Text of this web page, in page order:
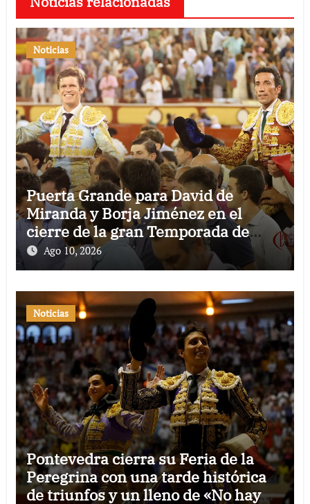
Noticias
Puerta Grande para David de
Miranda y Borja Jiménez en el
cierre de la gran Temporada de
Verano de El Puerto
Ago 10, 2026
Noticias
Pontevedra cierra su Feria de la
Peregrina con una tarde histórica
de triunfos y un lleno de «No hay